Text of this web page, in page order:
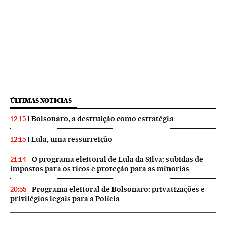
ÚLTIMAS NOTICIAS
12:15 Bolsonaro, a destruição como estratégia
12:15 Lula, uma ressurreição
21:14
O programa eleitoral de Lula da Silva: subidas de
impostos para os ricos e proteção para as minorias
20:55
Programa eleitoral de Bolsonaro: privatizações e
privilégios legais para a Polícia